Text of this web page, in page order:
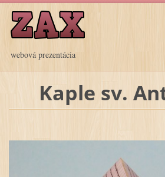
webová prezentácia
Kaple sv.